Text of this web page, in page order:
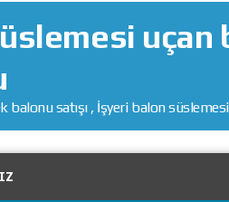
uçan
balonu satışı , İşyeri balon